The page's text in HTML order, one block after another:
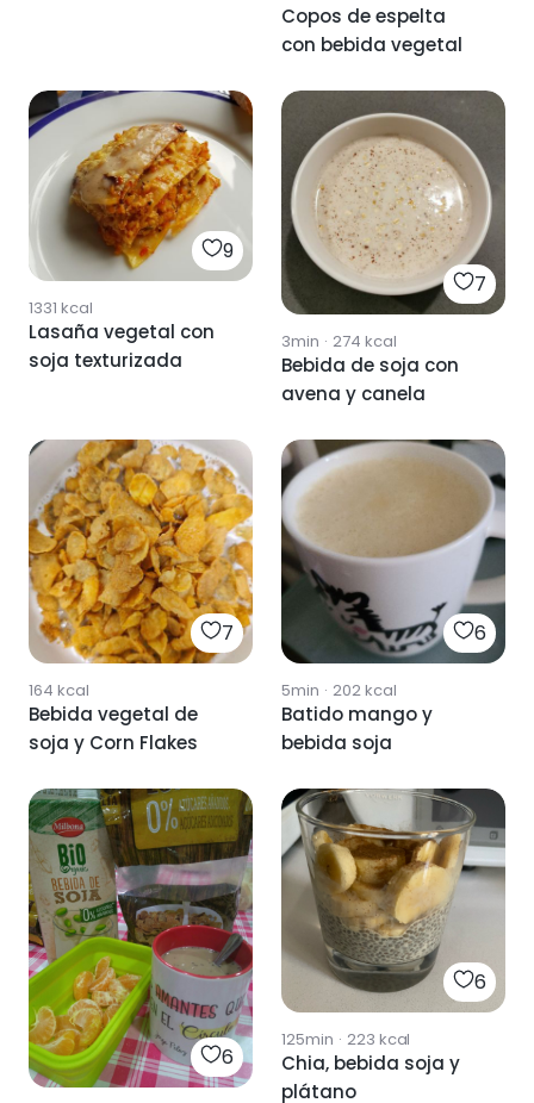
Copos de espelta
con bebida vegetal
9
1331 kcal
Lasaña vegetal con
soja texturizada
7
3min · 274 kcal
Bebida de soja con
avena y canela
7
164 kcal
Bebida vegetal de
soja y Corn Flakes
6
5min · 202kcal
Batido mango y
bebida soja
6
6
125min · 223 kcal
Chia, bebida soja y
plátano